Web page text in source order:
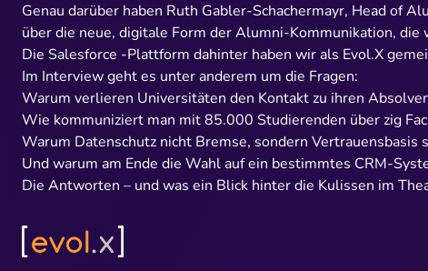
Genau darüber haben Ruth Gabler-Schachermayr, Head of
über die neue, digitale Form der Alumni-Kommunikation, die
Die Salesforce -Plattform dahinter haben wir als Evol.X
Im Interview geht es unter anderem um die Fragen:
Warum verlieren Universitäten den Kontakt zu ihren
Wie kommuniziert man mit 85.000 Studierenden über zig
Warum Datenschutz nicht Bremse, sondern Vertrauensbasis
Und warum am Ende die Wahl auf ein bestimmtes CRM-
Die Antworten – und was ein Blick hinter die Kulissen im